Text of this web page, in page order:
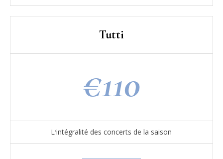
Tutti
€110
L′intégralité des concerts de la saison